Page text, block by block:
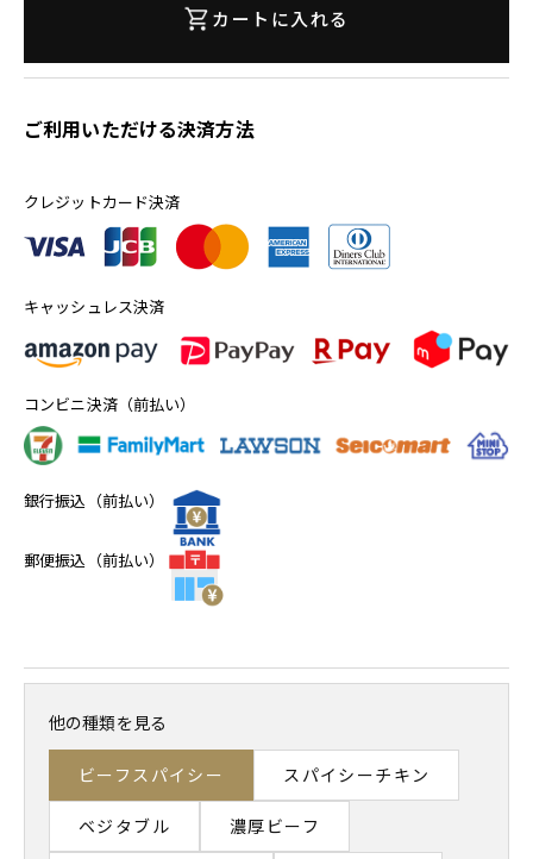
カートに入れる
ご利用いただける決済方法
クレジットカード決済
キャッシュレス決済
コンビニ決済（前払い）
銀行振込（前払い）
郵便振込（前払い）
他の種類を見る
ビーフスパイシー スパイシーチキン
ベジタブル 濃厚ビーフ